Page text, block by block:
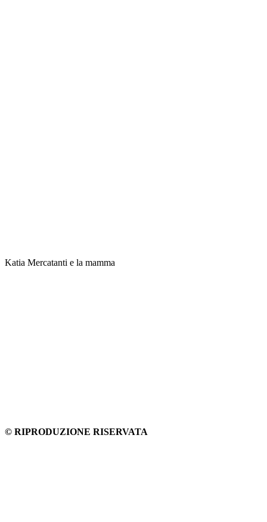
Katia Mercatanti e la mamma
© RIPRODUZIONE RISERVATA